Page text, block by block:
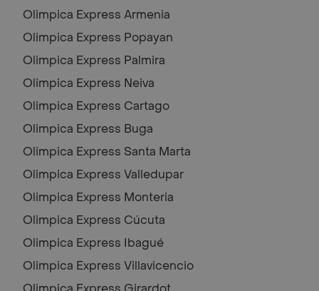
Olimpica Express Armenia
Olimpica Express Popayan
Olimpica Express Palmira
Olimpica Express Neiva
Olimpica Express Cartago
Olimpica Express Buga
Olimpica Express Santa Marta
Olimpica Express Valledupar
Olimpica Express Monteria
Olimpica Express Cúcuta
Olimpica Express Ibagué
Olimpica Express Villavicencio